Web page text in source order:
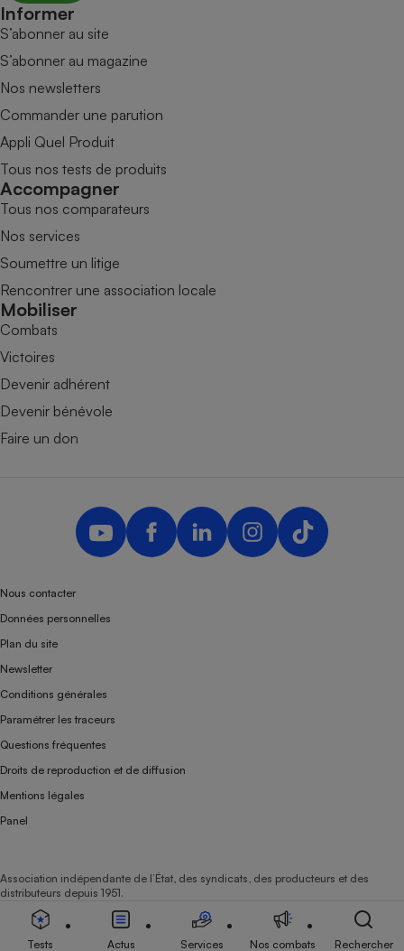
Informer
S’abonner au site
S’abonner au magazine
Nos newsletters
Commander une parution
Appli Quel Produit
Tous nos tests de produits
Accompagner
Tous nos comparateurs
Nos services
Soumettre un litige
Rencontrer une association locale
Mobiliser
Combats
Victoires
Devenir adhérent
Devenir bénévole
Faire un don
Nous contacter
Données personnelles
Plan du site
Newsletter
Conditions générales
Paramétrer les traceurs
Questions fréquentes
Droits de reproduction et de diffusion
Mentions légales
Panel
Association indépendante de l’État, des syndicats, des producteurs et des
distributeurs depuis 1951.
Tests Actus Services Nos combats Rechercher